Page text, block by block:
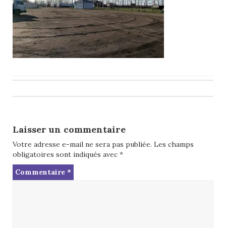
navigation
Laisser un commentaire
Votre adresse e-mail ne sera pas publiée. Les champs
obligatoires sont indiqués avec *
Commentaire *